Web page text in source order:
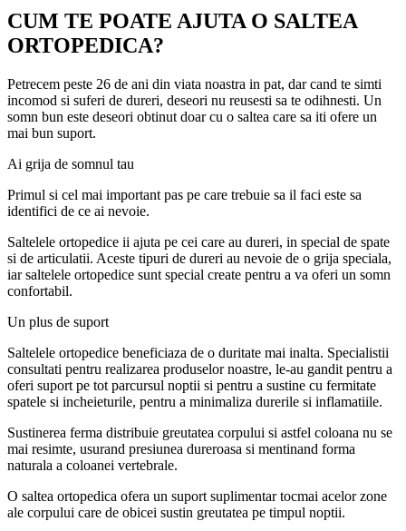
CUM TE POATE AJUTA O SALTEA
ORTOPEDICA?
Petrecem peste 26 de ani din viata noastra in pat, dar cand te simti
incomod si suferi de dureri, deseori nu reusesti sa te odihnesti. Un
somn bun este deseori obtinut doar cu o saltea care sa iti ofere un
mai bun suport.
Ai grija de somnul tau
Primul si cel mai important pas pe care trebuie sa il faci este sa
identifici de ce ai nevoie.
Saltelele ortopedice ii ajuta pe cei care au dureri, in special de spate
si de articulatii. Aceste tipuri de dureri au nevoie de o grija speciala,
iar saltelele ortopedice sunt special create pentru a va oferi un somn
confortabil.
Un plus de suport
Saltelele ortopedice beneficiaza de o duritate mai inalta. Specialistii
consultati pentru realizarea produselor noastre, le-au gandit pentru a
oferi suport pe tot parcursul noptii si pentru a sustine cu fermitate
spatele si incheieturile, pentru a minimaliza durerile si inflamatiile.
Sustinerea ferma distribuie greutatea corpului si astfel coloana nu se
mai resimte, usurand presiunea dureroasa si mentinand forma
naturala a coloanei vertebrale.
O saltea ortopedica ofera un suport suplimentar tocmai acelor zone
ale corpului care de obicei sustin greutatea pe timpul noptii.